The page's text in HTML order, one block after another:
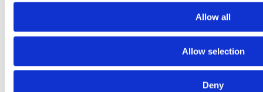
Allow all
Allow selection
Deny